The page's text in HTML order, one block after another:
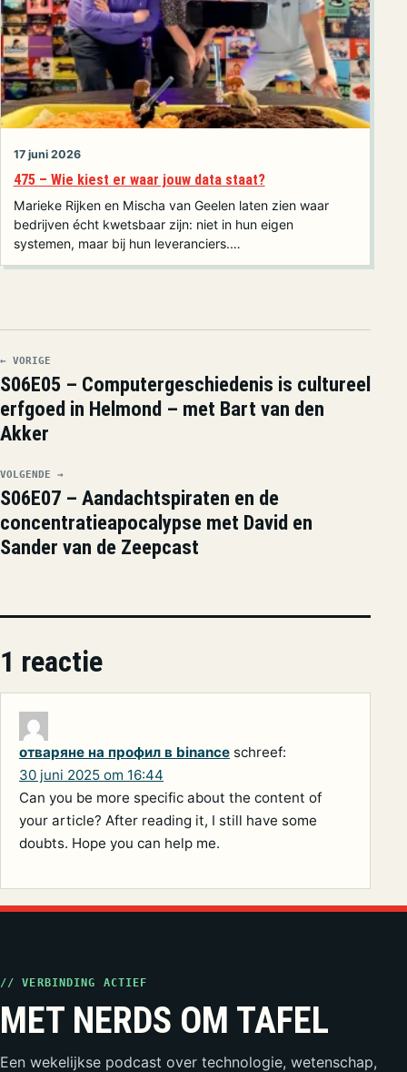
17 juni 2026
475 – Wie kiest er waar jouw data staat?
Marieke Rijken en Mischa van Geelen laten zien waar
bedrijven écht kwetsbaar zijn: niet in hun eigen
systemen, maar bij hun leveranciers.…
← VORIGE
S06E05 – Computergeschiedenis is cultureel
erfgoed in Helmond – met Bart van den
Akker
VOLGENDE →
S06E07 – Aandachtspiraten en de
concentratieapocalypse met David en
Sander van de Zeepcast
1 reactie
отваряне на профил в binance schreef:
30 juni 2025 om 16:44
Can you be more specific about the content of
your article? After reading it, I still have some
doubts. Hope you can help me.
// VERBINDING ACTIEF
MET NERDS OM TAFEL
Een wekelijkse podcast over technologie, wetenschap,